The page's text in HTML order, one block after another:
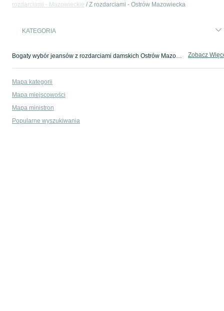
rozdarciami - Mazowieckie
Z rozdarciami - Ostrów Mazowiecka
KATEGORIA
Bogaty wybór jeansów z rozdarciami damskich Ostrów Mazowiecka ▶️ Różne materiały i kolory ✅ Nowe i używane w atrakcyjnych cenach ✌ Sprawdź oferty na OLX.pl! Zobacz
Mapa kategorii
Mapa miejscowości
Mapa ministron
Popularne wyszukiwania